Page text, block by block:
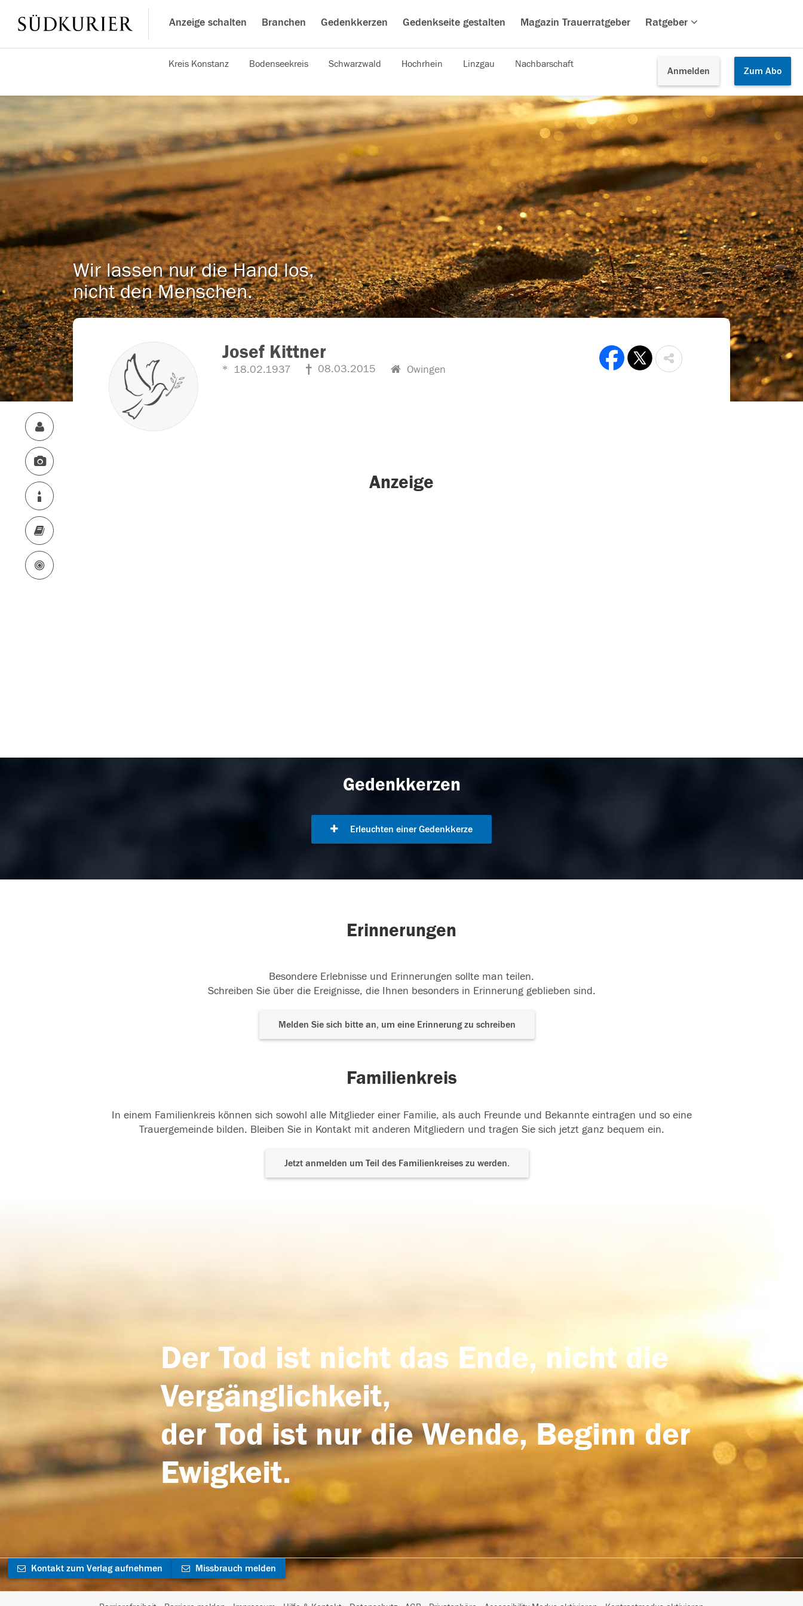
Anzeige schalten Branchen Gedenkkerzen Gedenkseite gestalten Magazin Trauerratgeber Ratgeber
Anmelden Zum Abo
Kreis Konstanz Bodenseekreis Schwarzwald Hochrhein Linzgau Nachbarschaft
Wir lassen nur die Hand los,
nicht den Menschen.
Josef Kittner
18.02.1937 08.03.2015 Owingen
Anzeige
Gedenkkerzen
Erleuchten einer Gedenkkerze
Erinnerungen
Besondere Erlebnisse und Erinnerungen sollte man teilen.
Schreiben Sie über die Ereignisse, die Ihnen besonders in Erinnerung geblieben sind.
Melden Sie sich bitte an, um eine Erinnerung zu schreiben
Familienkreis
In einem Familienkreis können sich sowohl alle Mitglieder einer Familie, als auch Freunde und Bekannte eintragen und so eine
Trauergemeinde bilden. Bleiben Sie in Kontakt mit anderen Mitgliedern und tragen Sie sich jetzt ganz bequem ein.
Jetzt anmelden um Teil des Familienkreises zu werden.
Der Tod ist nicht das Ende, nicht die
Vergänglichkeit,
der Tod ist nur die Wende, Beginn der
Ewigkeit.
Kontakt zum Verlag aufnehmen Missbrauch melden